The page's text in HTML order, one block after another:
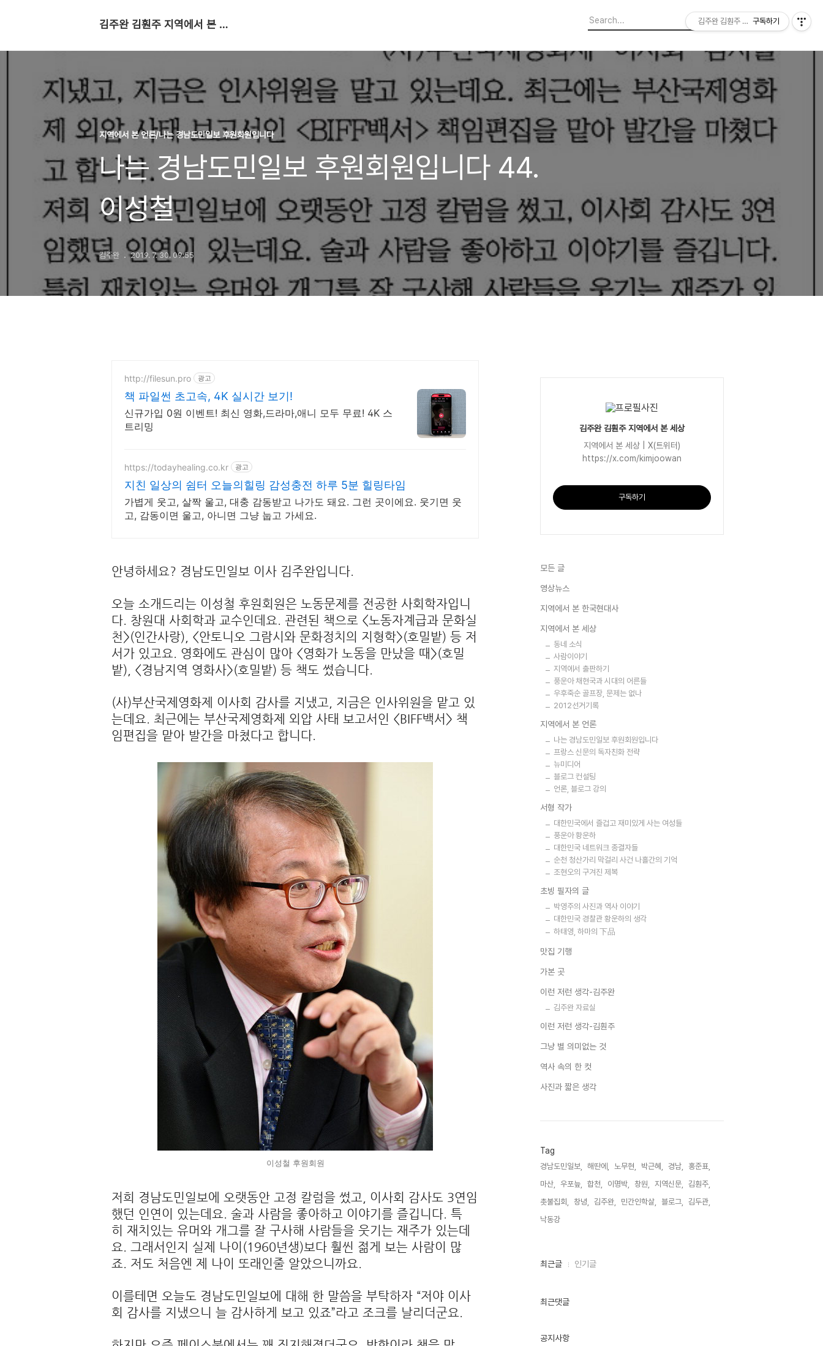
김주완 김훤주 지역에서 본 세상
지역에서 본 언론/나는 경남도민일보 후원회원입니다
나는 경남도민일보 후원회원입니다 44.
이성철
김주완 2019. 7. 30. 09:55
http://filesun.pro 광고
책 파일썬 초고속, 4K 실시간 보기!
신규가입 0원 이벤트! 최신 영화,드라마,애니 모두 무료! 4K 스
트리밍
https://todayhealing.co.kr 광고
지친 일상의 쉼터 오늘의힐링 감성충전 하루 5분 힐링타임
가볍게 웃고, 살짝 울고, 대충 감동받고 나가도 돼요. 그런 곳이에요. 웃기면 웃
고, 감동이면 울고, 아니면 그냥 눕고 가세요.
안녕하세요? 경남도민일보 이사 김주완입니다.
오늘 소개드리는 이성철 후원회원은 노동문제를 전공한 사회학자입니
다. 창원대 사회학과 교수인데요. 관련된 책으로 <노동자계급과 문화실
천>(인간사랑), <안토니오 그람시와 문화정치의 지형학>(호밀밭) 등 저
서가 있고요. 영화에도 관심이 많아 <영화가 노동을 만났을 때>(호밀
밭), <경남지역 영화사>(호밀밭) 등 책도 썼습니다.
(사)부산국제영화제 이사회 감사를 지냈고, 지금은 인사위원을 맡고 있
는데요. 최근에는 부산국제영화제 외압 사태 보고서인 <BIFF백서> 책
임편집을 맡아 발간을 마쳤다고 합니다.
이성철 후원회원
저희 경남도민일보에 오랫동안 고정 칼럼을 썼고, 이사회 감사도 3연임
했던 인연이 있는데요. 술과 사람을 좋아하고 이야기를 즐깁니다. 특
히 재치있는 유머와 개그를 잘 구사해 사람들을 웃기는 재주가 있는데
요. 그래서인지 실제 나이(1960년생)보다 훨씬 젊게 보는 사람이 많
죠. 저도 처음엔 제 나이 또래인줄 알았으니까요.
이를테면 오늘도 경남도민일보에 대해 한 말씀을 부탁하자 “저야 이사
회 감사를 지냈으니 늘 감사하게 보고 있죠”라고 조크를 날리더군요.
김주완 김훤주 지역에서 본 세상
지역에서 본 세상 | X(트위터)
https://x.com/kimjoowan
구독하기
모든 글
영상뉴스
지역에서 본 한국현대사
지역에서 본 세상
동네 소식
사람이야기
지역에서 출판하기
풍운아 채현국과 시대의 어른들
우후죽순 골프장, 문제는 없나
2012선거기록
지역에서 본 언론
나는 경남도민일보 후원회원입니다
프랑스 신문의 독자친화 전략
뉴미디어
블로그 컨설팅
언론, 블로그 강의
서형 작가
대한민국에서 즐겁고 재미있게 사는 여성들
풍운아 황운하
대한민국 네트워크 종결자들
순천 청산가리 막걸리 사건 나흘간의 기억
조현오의 구겨진 제복
초빙 필자의 글
박영주의 사진과 역사 이야기
대한민국 경찰관 황운하의 생각
하태영, 하마의 下品
맛집 기행
가본 곳
이런 저런 생각-김주완
김주완 자료실
이런 저런 생각-김훤주
그냥 별 의미없는 것
역사 속의 한 컷
사진과 짧은 생각
Tag
경남도민일보, 해딴에, 노무현, 박근혜, 경남,
홍준표,
마산,
우포늪, 합천, 이명박, 창원, 지역신문,
김훤주,
촛불집회,
창녕, 김주완, 민간인학살, 블로그,
김두관,
낙동강,
최
인
최근글 인기글
최근댓글
공지사항
김주완 김훤주 지역에서 본 세상
구독하기